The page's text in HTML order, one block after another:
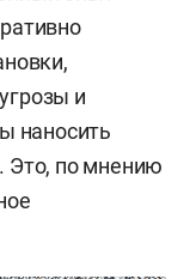
и
наносить
Это, по мнению